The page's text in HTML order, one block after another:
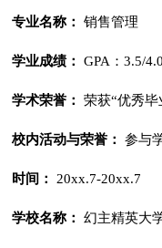
专业名称： 销售管理
学业成绩： GPA：3.5/
学术荣誉： 荣获“优秀毕
校内活动与荣誉： 参与
时间： 20xx.7-20xx.7
学校名称： 幻主精英大